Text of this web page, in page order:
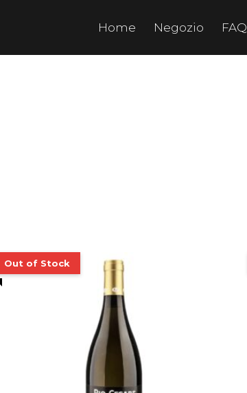
Home Negozio FAQ